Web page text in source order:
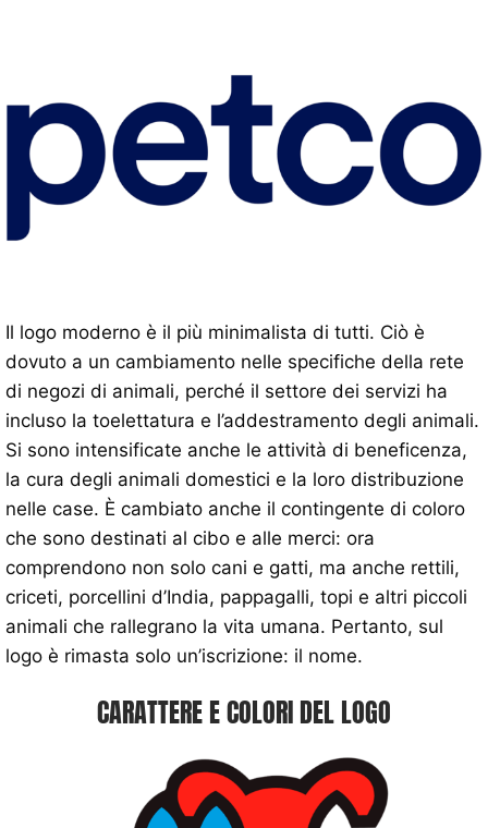
Il logo moderno è il più minimalista di tutti. Ciò è
dovuto a un cambiamento nelle specifiche della rete
di negozi di animali, perché il settore dei servizi ha
incluso la toelettatura e l’addestramento degli animali.
Si sono intensificate anche le attività di beneficenza,
la cura degli animali domestici e la loro distribuzione
nelle case. È cambiato anche il contingente di coloro
che sono destinati al cibo e alle merci: ora
comprendono non solo cani e gatti, ma anche rettili,
criceti, porcellini d’India, pappagalli, topi e altri piccoli
animali che rallegrano la vita umana. Pertanto, sul
logo è rimasta solo un’iscrizione: il nome.
CARATTERE E COLORI DEL LOGO